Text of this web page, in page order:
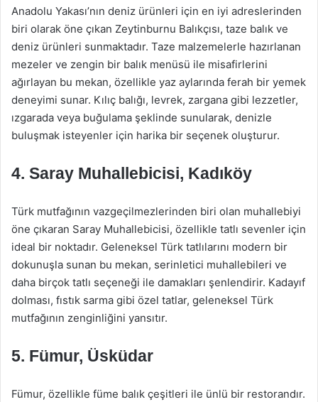
Anadolu Yakası’nın deniz ürünleri için en iyi adreslerinden
biri olarak öne çıkan Zeytinburnu Balıkçısı, taze balık ve
deniz ürünleri sunmaktadır. Taze malzemelerle hazırlanan
mezeler ve zengin bir balık menüsü ile misafirlerini
ağırlayan bu mekan, özellikle yaz aylarında ferah bir yemek
deneyimi sunar. Kılıç balığı, levrek, zargana gibi lezzetler,
ızgarada veya buğulama şeklinde sunularak, denizle
buluşmak isteyenler için harika bir seçenek oluşturur.
4. Saray Muhallebicisi, Kadıköy
Türk mutfağının vazgeçilmezlerinden biri olan muhallebiyi
öne çıkaran Saray Muhallebicisi, özellikle tatlı sevenler için
ideal bir noktadır. Geleneksel Türk tatlılarını modern bir
dokunuşla sunan bu mekan, serinletici muhallebileri ve
daha birçok tatlı seçeneği ile damakları şenlendirir. Kadayıf
dolması, fıstık sarma gibi özel tatlar, geleneksel Türk
mutfağının zenginliğini yansıtır.
5. Fümur, Üsküdar
Fümur, özellikle füme balık çeşitleri ile ünlü bir restorandır.